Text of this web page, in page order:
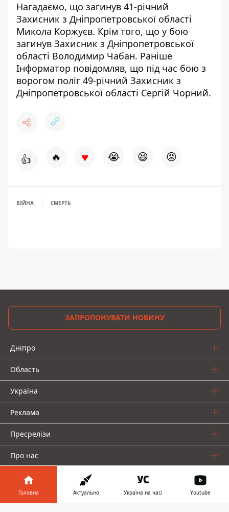
Нагадаємо, що загинув 41-річний
Захисник з Дніпропетровської області
Микола Коржуєв. Крім того, що у бою
загинув Захисник з Дніпропетровської
області Володимир Чабан. Раніше
Інформатор повідомляв, що під час бою з
ворогом поліг 49-річний Захисник з
Дніпропетровської області Сергій Чорний.
👍 🔥 ♥ 😭 😆 😡
ВІЙНА СМЕРТЬ
ЗАПРОПОНУВАТИ НОВИНУ
Дніпро
Область
Україна
Реклама
Пресрелізи
Про нас
Головна Актуально Україна на часі Youtube